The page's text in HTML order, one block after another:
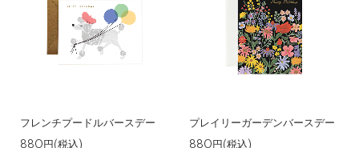
フレンチプードルバースデー
880円(税込)
プレイリーガーデンバースデー
880円(税込)